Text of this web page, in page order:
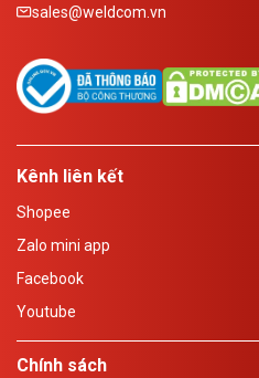
sales@weldcom.vn
Kênh liên kết
Shopee
Zalo mini app
Facebook
Youtube
Chính sách